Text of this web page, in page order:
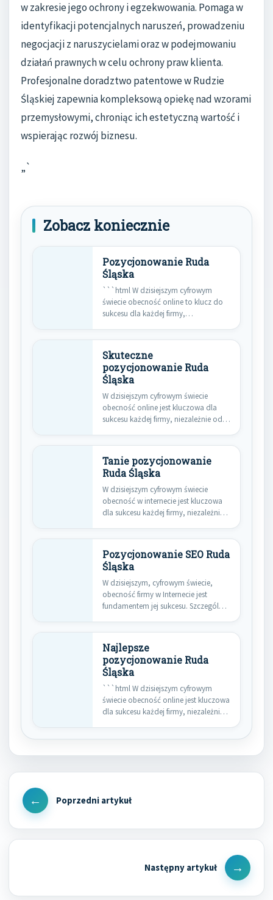
w zakresie jego ochrony i egzekwowania. Pomaga w
identyfikacji potencjalnych naruszeń, prowadzeniu
negocjacji z naruszycielami oraz w podejmowaniu
działań prawnych w celu ochrony praw klienta.
Profesjonalne doradztwo patentowe w Rudzie
Śląskiej zapewnia kompleksową opiekę nad wzorami
przemysłowymi, chroniąc ich estetyczną wartość i
wspierając rozwój biznesu.
„`
Zobacz koniecznie
Pozycjonowanie Ruda
Śląska
```html W dzisiejszym cyfrowym
świecie obecność online to klucz do
sukcesu dla każdej firmy,
Skuteczne
pozycjonowanie Ruda
Śląska
W dzisiejszym cyfrowym świecie
obecność online jest kluczowa dla
sukcesu każdej firmy, niezależnie od
Tanie pozycjonowanie
Ruda Śląska
W dzisiejszym cyfrowym świecie
obecność w internecie jest kluczowa
dla sukcesu każdej firmy, niezależnie
Pozycjonowanie SEO Ruda
Śląska
W dzisiejszym, cyfrowym świecie,
obecność firmy w Internecie jest
fundamentem jej sukcesu. Szczególnie
Najlepsze
pozycjonowanie Ruda
Śląska
```html W dzisiejszym cyfrowym
świecie obecność online jest kluczowa
dla sukcesu każdej firmy, niezależnie
Nawigacja
wpisu
Previous
Next
Post